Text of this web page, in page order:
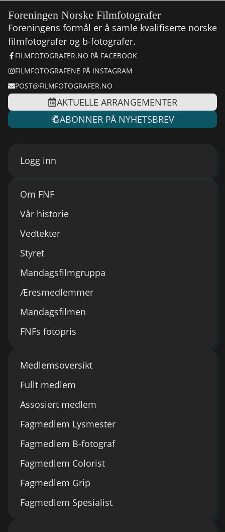
Foreningen Norske Filmfotografer
Foreningens formål er å samle kvalifiserte norske
filmfotografer og b-fotografer.
FILMFOTOGRAFER.NO PÅ FACEBOOK
FILMFOTOGRAFENE PÅ INSTAGRAM
POST@FILMFOTOGRAFER.NO
AKTUELLE ARRANGEMENTER
ABONNER PÅ NYHETSBREV
Om FNF
Vår historie
Vedtekter
Styret
Mandagsfilmgruppa
Æresmedlemmer
Mandagsfilmen
FNFs fotopris
Medlemsoversikt
Fullt medlem
Assosiert medlem
Fagmedlem Lysmester
Fagmedlem B-fotograf
Fagmedlem Colorist
Fagmedlem Grip
Fagmedlem Spesialist
Logg inn